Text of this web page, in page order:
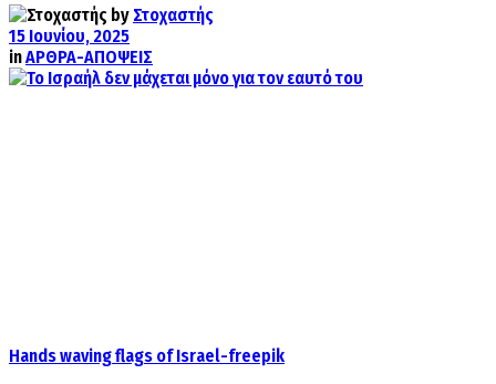
by Στοχαστής
15 Ιουνίου, 2025
inΑΡΘΡΑ-ΑΠΟΨΕΙΣ
Hands waving flags of Israel-freepik